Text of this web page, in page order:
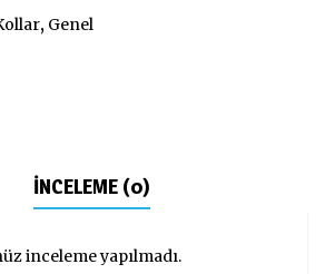
, Genel
İNCELEME (0)
inceleme yapılmadı.